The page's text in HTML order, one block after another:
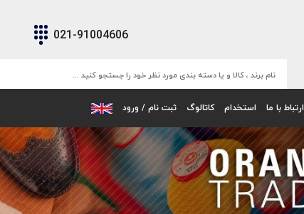
021-91004606
ارتباط با ما استخدام کاتالوگ ثبت نام / ورود